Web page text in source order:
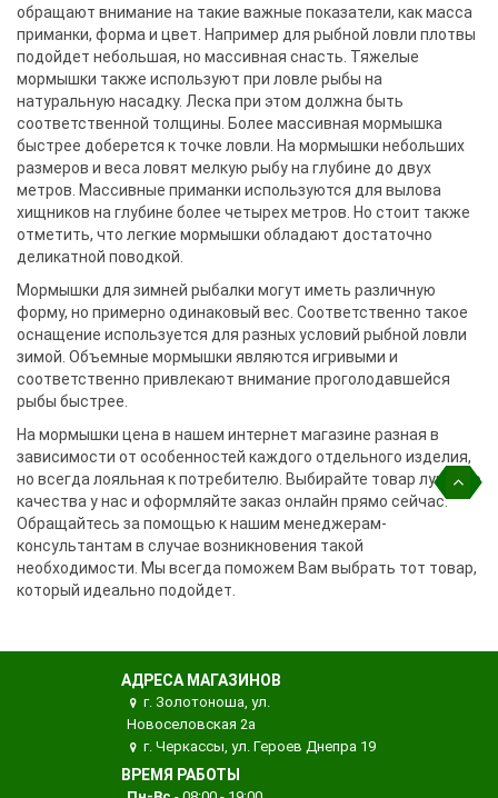
обращают внимание на такие важные показатели, как масса
приманки, форма и цвет. Например для рыбной ловли плотвы
подойдет небольшая, но массивная снасть. Тяжелые
мормышки также используют при ловле рыбы на
натуральную насадку. Леска при этом должна быть
соответственной толщины. Более массивная мормышка
быстрее доберется к точке ловли. На мормышки небольших
размеров и веса ловят мелкую рыбу на глубине до двух
метров. Массивные приманки используются для вылова
хищников на глубине более четырех метров. Но стоит также
отметить, что легкие мормышки обладают достаточно
деликатной поводкой.
Мормышки для зимней рыбалки могут иметь различную
форму, но примерно одинаковый вес. Соответственно такое
оснащение используется для разных условий рыбной ловли
зимой. Объемные мормышки являются игривыми и
соответственно привлекают внимание проголодавшейся
рыбы быстрее.
На мормышки цена в нашем интернет магазине разная в
зависимости от особенностей каждого отдельного изделия,
но всегда лояльная к потребителю. Выбирайте товар лучшего
качества у нас и оформляйте заказ онлайн прямо сейчас.
Обращайтесь за помощью к нашим менеджерам-
консультантам в случае возникновения такой
необходимости. Мы всегда поможем Вам выбрать тот товар,
который идеально подойдет.
АДРЕСА МАГАЗИНОВ
г. Золотоноша, ул.
Новоселовская 2а
г. Черкассы, ул. Героев Днепра 19
ВРЕМЯ РАБОТЫ